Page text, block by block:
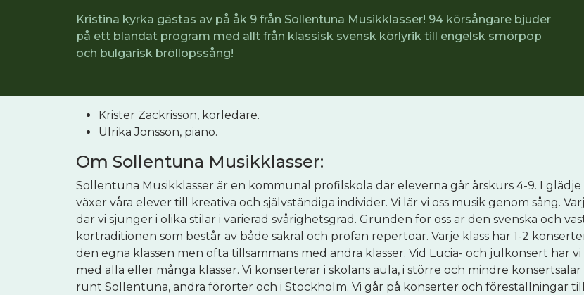
Kristina kyrka gästas av på åk 9 från Sollentuna Musikklasser! 94 körsångare bjuder
på ett blandat program med allt från klassisk svensk körlyrik till engelsk smörpop
och bulgarisk bröllopssång!
Krister Zackrisson, körledare.
Ulrika Jonsson, piano.
Om Sollentuna Musikklasser:
Sollentuna Musikklasser är en kommunal profilskola där eleverna går årskurs 4-9. I
växer våra elever till kreativa och självständiga individer. Vi lär vi oss musik genom sång.
där vi sjunger i olika stilar i varierad svårighetsgrad. Grunden för oss är den svenska och
körtraditionen som består av både sakral och profan repertoar. Varje klass har 1-2
den egna klassen men ofta tillsammans med andra klasser. Vid Lucia- och julkonsert har
med alla eller många klasser. Vi konserterar i skolans aula, i större och mindre
runt Sollentuna, andra förorter och i Stockholm. Vi går på konserter och föreställningar